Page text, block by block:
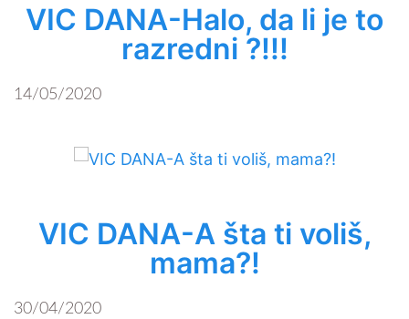
VIC DANA-Halo, da li je to
razredni ?!!!
14/05/2020
VIC DANA-A šta ti voliš,
mama?!
30/04/2020